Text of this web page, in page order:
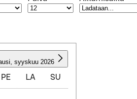
, syyskuu 2026
PE LA SU